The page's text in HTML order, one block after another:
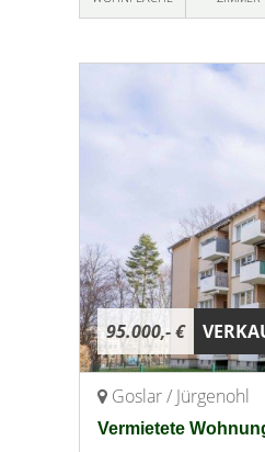
95.000,- €
Goslar / Jürgenohl
Vermietete